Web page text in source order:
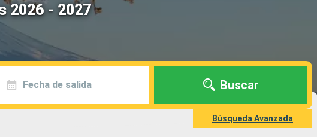
2026 - 2027
Fecha de salida Buscar
Búsqueda Avanzada